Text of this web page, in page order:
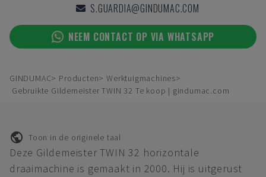
S.GUARDIA@GINDUMAC.COM
NEEM CONTACT OP VIA WHATSAPP
GINDUMAC Producten
Werktuigmachines
Gebruikte Gildemeister TWIN 32 Te koop | gindumac.com
Toon in de originele taal
Deze Gildemeister TWIN 32 horizontale
draaimachine is gemaakt in 2000. Hij is uitgerust